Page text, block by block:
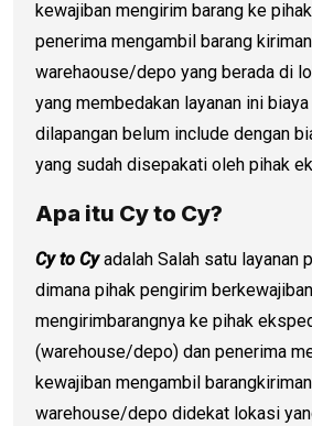
kewajiban mengirim barang ke
penerima mengambil barang
warehaouse/depo yang berada di
yang membedakan layanan ini
dilapangan belum include dengan
yang sudah disepakati oleh pihak
Apa itu Cy to Cy?
Cy to Cyadalah Salah satu layanan
dimana pihak pengirim berkewajiban
mengirimbarangnya ke pihak
(warehouse/depo) dan penerima
kewajiban mengambil
warehouse/depo didekat lokasi